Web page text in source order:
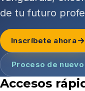
de tu futuro
Inscríbete ahora
Proceso de
Accesos